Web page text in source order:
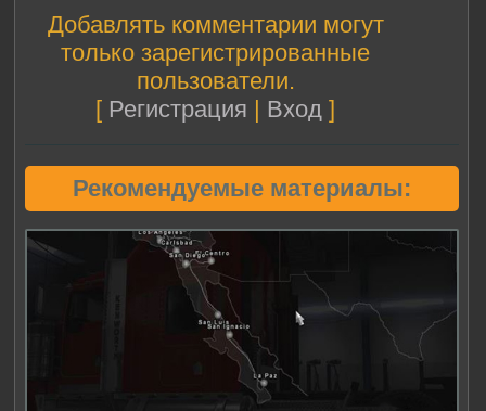
Добавлять комментарии могут
только зарегистрированные
пользователи.
[ Регистрация | Вход ]
Рекомендуемые материалы: